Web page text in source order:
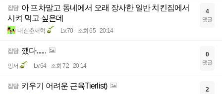
잡담 아 프차말고 동네에서 오래 장사한 일반 치킨집에서
시켜 먹고 싶은데
내삼춘재학 Lv.70 조회 65 20:14
4
댓글
잡담 깼다......
밍서 Lv.64 조회 72 20:14
0
댓글
잡담 키우기 어려운 근육Tierlist) 2